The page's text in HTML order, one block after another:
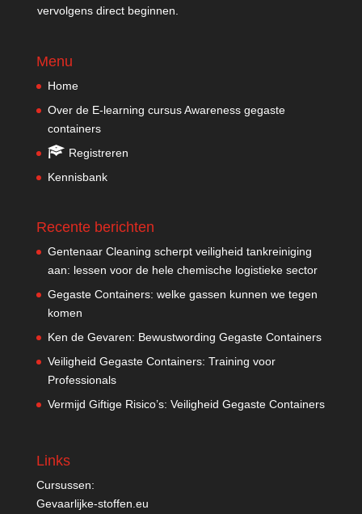
vervolgens direct beginnen.
Menu
Home
Over de E-learning cursus Awareness gegaste
containers
Registreren
Kennisbank
Recente berichten
Gentenaar Cleaning scherpt veiligheid tankreiniging
aan: lessen voor de hele chemische logistieke sector
Gegaste Containers: welke gassen kunnen we tegen
komen
Ken de Gevaren: Bewustwording Gegaste Containers
Veiligheid Gegaste Containers: Training voor
Professionals
Vermijd Giftige Risico’s: Veiligheid Gegaste Containers
Links
Cursussen:
Gevaarlijke-stoffen.eu